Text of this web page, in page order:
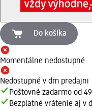
Do košíka
Momentálne nedostupné
Nedostupné v dm predajni
Poštovné zadarmo od
Bezplatné vrátenie aj v